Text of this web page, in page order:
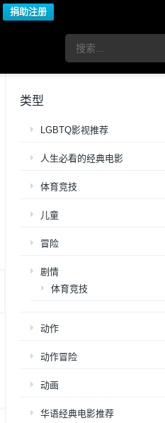
捐助注册
类型
LGBTQ影视推荐
人生必看的经典电影
体育竞技
儿童
冒险
剧情
体育竞技
动作
动作冒险
动画
华语经典电影推荐